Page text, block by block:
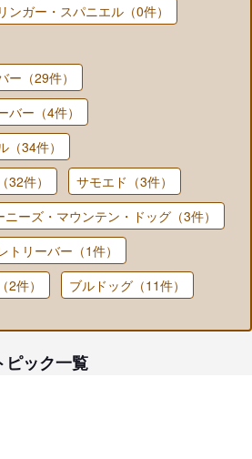
ガー・スパニエル（0件）
ー（29件）
ー（4件）
34件）
件）
サモエド（3件）
ニーズ・マウンテン・ドッグ（3件）
リーバー（1件）
件）
ブルドッグ（11件）
ピック一覧